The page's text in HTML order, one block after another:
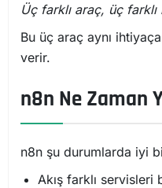
Üç farklı araç, üç farklı
Bu üç araç aynı
verir.
n8n Ne Zaman
n8n şu durumlarda iyi
Akış farklı servisleri